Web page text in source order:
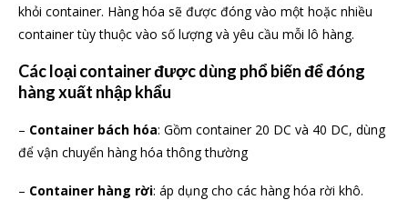
khỏi container. Hàng hóa sẽ được đóng vào một hoặc nhiều
container tùy thuộc vào số lượng và yêu cầu mỗi lô hàng.
Các loại container được dùng phổ biến để đóng
hàng xuất nhập khẩu
– Container bách hóa: Gồm container 20 DC và 40 DC, dùng
để vận chuyển hàng hóa thông thường
– Container hàng rời: áp dụng cho các hàng hóa rời khô.